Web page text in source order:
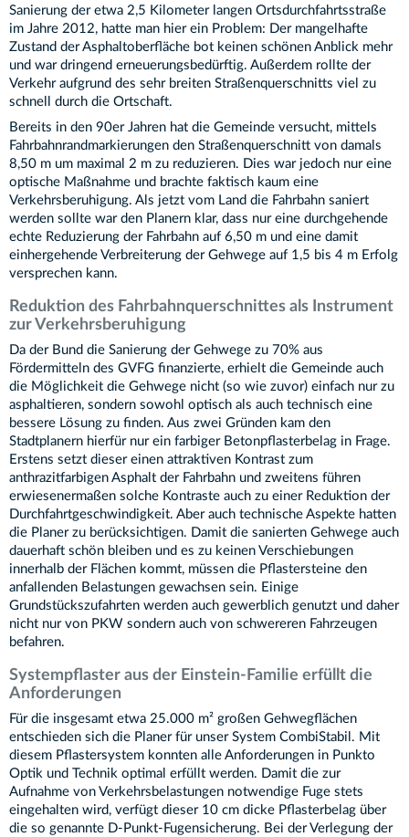
Sanierung der etwa 2,5 Kilometer langen Ortsdurchfahrtsstraße
im Jahre 2012, hatte man hier ein Problem: Der mangelhafte
Zustand der Asphaltoberfläche bot keinen schönen Anblick mehr
und war dringend erneuerungsbedürftig. Außerdem rollte der
Verkehr aufgrund des sehr breiten Straßenquerschnitts viel zu
schnell durch die Ortschaft.
Bereits in den 90er Jahren hat die Gemeinde versucht, mittels
Fahrbahnrandmarkierungen den Straßenquerschnitt von damals
8,50 m um maximal 2 m zu reduzieren. Dies war jedoch nur eine
optische Maßnahme und brachte faktisch kaum eine
Verkehrsberuhigung. Als jetzt vom Land die Fahrbahn saniert
werden sollte war den Planern klar, dass nur eine durchgehende
echte Reduzierung der Fahrbahn auf 6,50 m und eine damit
einhergehende Verbreiterung der Gehwege auf 1,5 bis 4 m Erfolg
versprechen kann.
Reduktion des Fahrbahnquerschnittes als Instrument
zur Verkehrsberuhigung
Da der Bund die Sanierung der Gehwege zu 70% aus
Fördermitteln des GVFG finanzierte, erhielt die Gemeinde auch
die Möglichkeit die Gehwege nicht (so wie zuvor) einfach nur zu
asphaltieren, sondern sowohl optisch als auch technisch eine
bessere Lösung zu finden. Aus zwei Gründen kam den
Stadtplanern hierfür nur ein farbiger Betonpflasterbelag in Frage.
Erstens setzt dieser einen attraktiven Kontrast zum
anthrazitfarbigen Asphalt der Fahrbahn und zweitens führen
erwiesenermaßen solche Kontraste auch zu einer Reduktion der
Durchfahrtgeschwindigkeit. Aber auch technische Aspekte hatten
die Planer zu berücksichtigen. Damit die sanierten Gehwege auch
dauerhaft schön bleiben und es zu keinen Verschiebungen
innerhalb der Flächen kommt, müssen die Pflastersteine den
anfallenden Belastungen gewachsen sein. Einige
Grundstückszufahrten werden auch gewerblich genutzt und daher
nicht nur von PKW sondern auch von schwereren Fahrzeugen
befahren.
Systempflaster aus der Einstein-Familie erfüllt die
Anforderungen
Für die insgesamt etwa 25.000 m² großen Gehwegflächen
entschieden sich die Planer für unser System CombiStabil. Mit
diesem Pflastersystem konnten alle Anforderungen in Punkto
Optik und Technik optimal erfüllt werden. Damit die zur
Aufnahme von Verkehrsbelastungen notwendige Fuge stets
eingehalten wird, verfügt dieser 10 cm dicke Pflasterbelag über
die so genannte D-Punkt-Fugensicherung. Bei der Verlegung der